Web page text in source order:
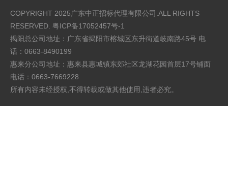
COPYRIGHT 2025广东中正招标代理有限公司.ALL RIGHTS
RESERVED. 粤ICP备17052457号-1
揭阳总公司地址：广东省揭阳市榕城区东升街道岐南路45号 电
话：0663-8490199
惠来分公司地址：惠来县惠城镇东郊社区龙湖花园首层17号铺面
电话：0663-7669228
所有内容未经授权,不得转载或做其他使用,违者必究。